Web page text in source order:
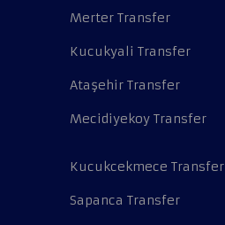
Merter Transfer
Kucukyali Transfer
Ataşehir Transfer
Mecidiyekoy Transfer
Kucukcekmece Transfer
Sapanca Transfer